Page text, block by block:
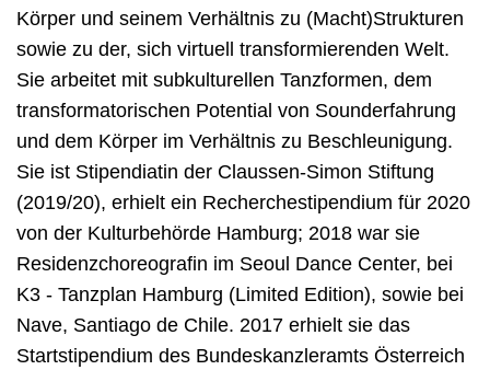
Körper und seinem Verhältnis zu (Macht)Strukturen
sowie zu der, sich virtuell transformierenden Welt.
Sie arbeitet mit subkulturellen Tanzformen, dem
transformatorischen Potential von Sounderfahrung
und dem Körper im Verhältnis zu Beschleunigung.
Sie ist Stipendiatin der Claussen-Simon Stiftung
(2019/20), erhielt ein Recherchestipendium für 2020
von der Kulturbehörde Hamburg; 2018 war sie
Residenzchoreografin im Seoul Dance Center, bei
K3 - Tanzplan Hamburg (Limited Edition), sowie bei
Nave, Santiago de Chile. 2017 erhielt sie das
Startstipendium des Bundeskanzleramts Österreich